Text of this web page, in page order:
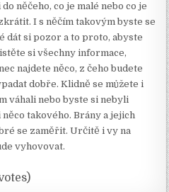
něčeho, co je malé nebo co je
I s něčím takovým byste se
dát si pozor a to proto, abyste
si všechny informace,
najdete něco, z čeho budete
dobře. Klidně se můžete i
váhali nebo byste si nebyli
takového. Brány a jejich
se zaměřit. Určitě i vy na
vyhovovat.